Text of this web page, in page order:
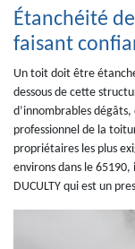
Étanchéité
faisant
Un toit doit être
dessous de cette
d’innombrables dégâts,
professionnel de la
propriétaires les plus
environs dans le 65190,
DUCULTY qui est un